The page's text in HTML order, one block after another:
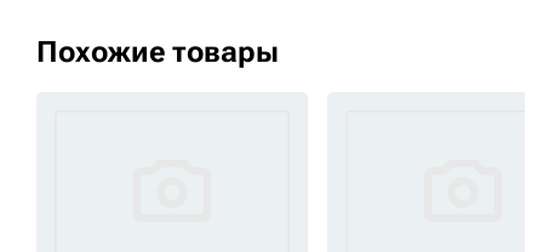
Похожие товары